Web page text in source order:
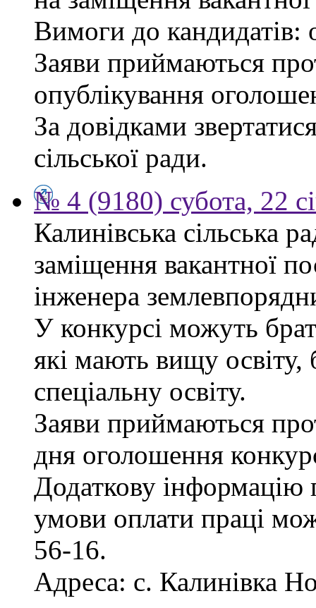
Вимоги до кандидатів:
Заяви приймаються
опублікування
За довідками
сільської ради.
№ 4 (9180) субота, 22
Калинівська сільська
заміщення вакантної
інженера
У конкурсі можуть
які мають вищу освіту,
спеціальну освіту.
Заяви приймаються
дня оголошення
Додаткову інформацію
умови оплати праці
56-16.
Адреса: с. Калинівка